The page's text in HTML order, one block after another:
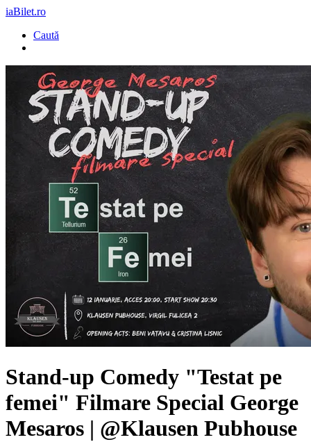
iaBilet.ro
Caută
Stand-up Comedy "Testat pe
femei" Filmare Special George
Mesaros | @Klausen Pubhouse